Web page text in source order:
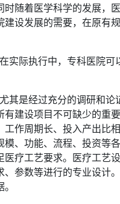
随着医学科学的发展，
设发展的需要，在原有
实际执行中，专科医院
其是经过充分的调研和
建设项目不可缺少的重
作周期长、投入产出比
、功能、流程、投资等
疗工艺要求。医疗工艺
参数等进行的专业设计